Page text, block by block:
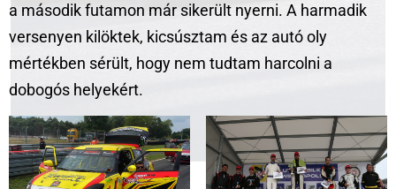
a második futamon már sikerült nyerni. A harmadik
versenyen kilöktek, kicsúsztam és az autó oly
mértékben sérült, hogy nem tudtam harcolni a
dobogós helyekért.